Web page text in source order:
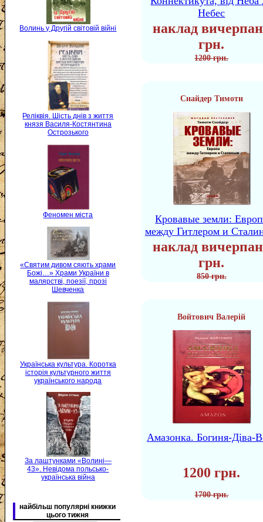
Волинь у Другій світовій війні
Реліквія. Шість днів з життя
князя Василя-Костянтина
Острозького
Феномен міста
«Святим дивом сяють храми
Божі…» Храми України в
малярстві, поезії, прозі
Шевченка
Українська культура. Коротка
історія культурного життя
українського народа
За лаштунками «Волині—
43». Невідома польсько-
українська війна
найбільш популярні книжки
цього тижня
Небес
наклад
грн.
1200 грн.
Снайдер Тимоти
Кровавые земли:
между Гитлером и
наклад
грн.
850 грн.
Войтович Валерій
Амазонка. Богиня-Діва-
1200 грн.
1700 грн.